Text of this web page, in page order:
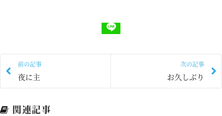
前の記事
夜に主
次の記事
お久しぶり
関連記事